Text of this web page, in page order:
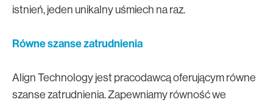
istnień, jeden unikalny uśmiech na raz.
Równe szanse zatrudnienia
Align Technology jest pracodawcą oferującym równe
szanse zatrudnienia. Zapewniamy równość we